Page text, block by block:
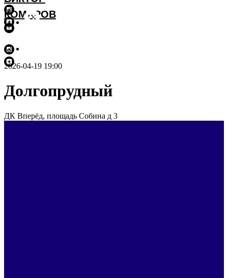
КОМАРОВ
2026-04-19 19:00
Долгопрудный
ДК Вперёд, площадь Собина д 3